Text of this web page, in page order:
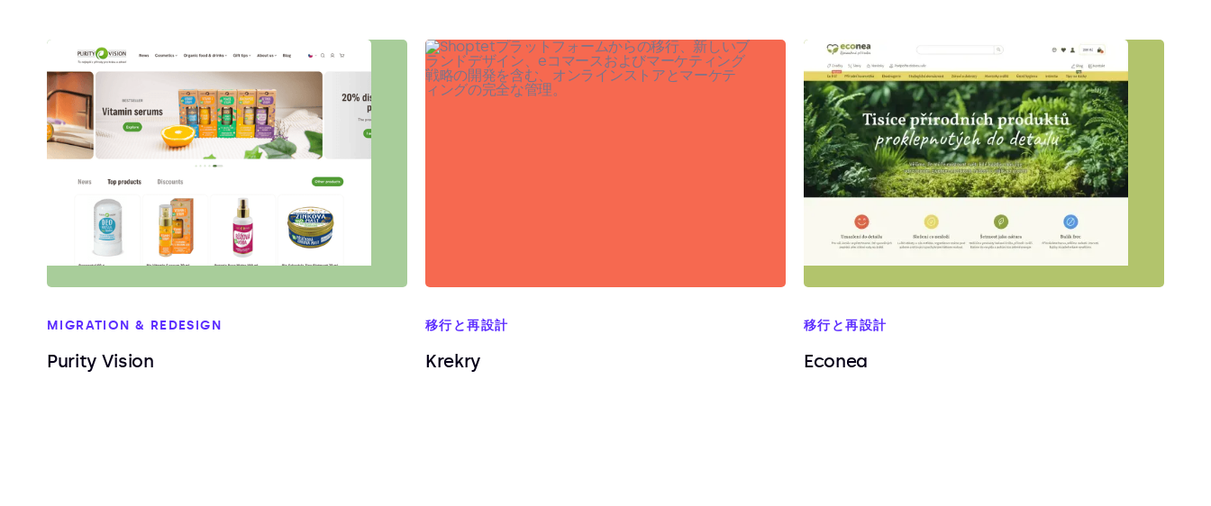
MIGRATION & REDESIGN
Purity Vision
移行と再設計
Krekry
移行と再設計
Econea